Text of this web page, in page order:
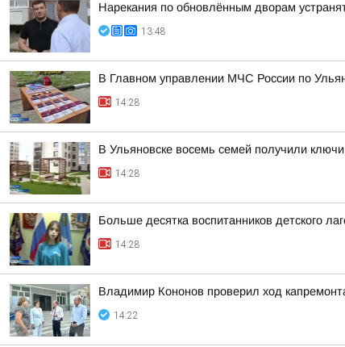
Нарекания по обновлённым дворам
13:48
В Главном управлении МЧС России по
14:28
В Ульяновске восемь семей получили
14:28
Больше десятка воспитанников детского
14:28
Владимир Кононов проверил ход
14:22